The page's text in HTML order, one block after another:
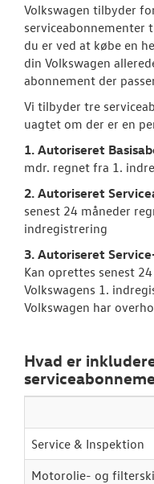
Volkswagen tilbyder
serviceabonnementer
du er ved at købe en
din Volkswagen
abonnement der
Vi tilbyder tre
uagtet om der er en
1. Autoriseret
mdr. regnet fra 1.
2. Autoriseret
senest 24 måneder
indregistrering
3. Autoriseret
Kan oprettes senest
Volkswagens 1.
Volkswagen har
Hvad er
Service & Inspektion
Motorolie- og